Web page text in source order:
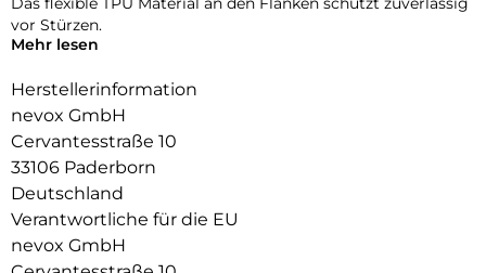
vor Stürzen.
Durch die spezielle Beschichtung behält ihr Smartphone die
Griffigkeit und wirkt edel.
Die Anschlüsse, Knöpfe und Kamera bleiben voll zugänglich.
Hochwertiges Schmutzabweisendes Material und
Schockproof durch eingearbeitete Luftpolster in den Ecken.
Mehr lesen
Herstellerinformation
nevox GmbH
Cervantesstraße 10
33106 Paderborn
Deutschland
Verantwortliche für die EU
nevox GmbH